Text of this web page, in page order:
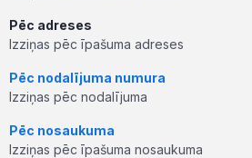
Pēc adreses
Izziņas pēc īpašuma adreses
Pēc nodalījuma numura
Izziņas pēc nodalījuma
Pēc nosaukuma
Izziņas pēc īpašuma nosaukuma